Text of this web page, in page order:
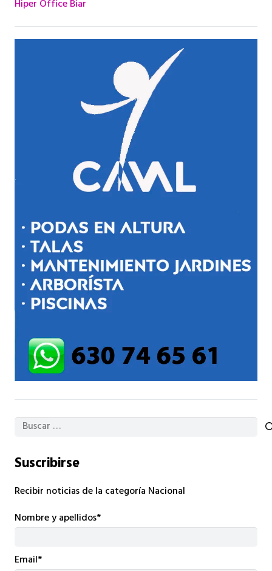
Hiper Office Biar
Buscar:
Suscribirse
Recibir noticias de la categoría Nacional
Nombre y apellidos*
Email*